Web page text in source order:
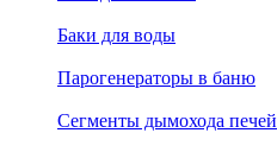
Баки для воды
Парогенераторы в баню
Сегменты дымохода печей